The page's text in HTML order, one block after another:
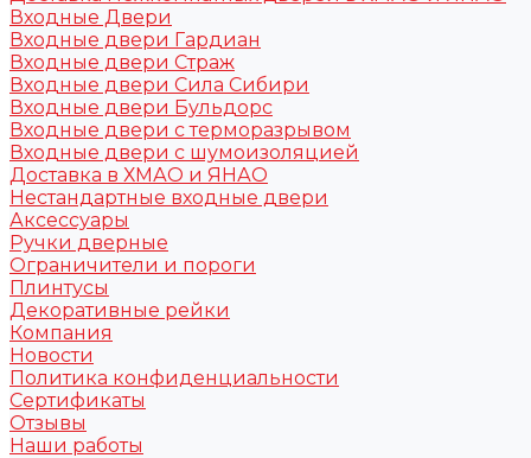
Входные Двери
Входные двери Гардиан
Входные двери Страж
Входные двери Сила Сибири
Входные двери Бульдорс
Входные двери с терморазрывом
Входные двери с шумоизоляцией
Доставка в ХМАО и ЯНАО
Нестандартные входные двери
Аксессуары
Ручки дверные
Ограничители и пороги
Плинтусы
Декоративные рейки
Компания
Новости
Политика конфиденциальности
Сертификаты
Отзывы
Наши работы